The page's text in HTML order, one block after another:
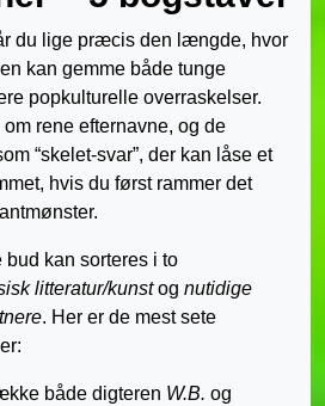
du lige præcis den længde, hvor
kan gemme både tunge
popkulturelle overraskelser.
rene efternavne, og de
“skelet-svar”, der kan låse et
hvis du først rammer det
kan sorteres i to
litteratur/kunstog nutidige
. Her er de mest sete
både digteren W.B. og